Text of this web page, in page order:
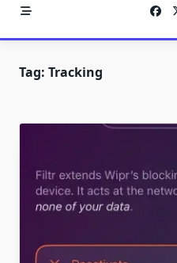
Tag: Tracking